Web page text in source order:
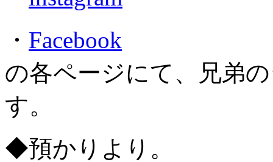
・ Facebook
の各ページにて、兄弟
す。
◆預かりより。